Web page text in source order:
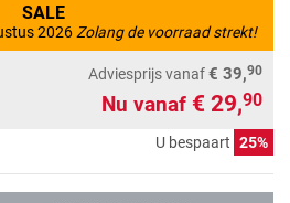
SALE
2026 Zolang de voorraad strekt!
Adviesprijsvanaf€ 39,90
Nu vanaf € 29,90
U bespaart 25%